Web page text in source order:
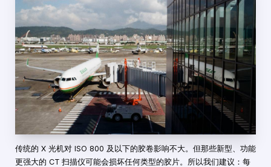
传统的 X 光机对 ISO 800 及以下的胶卷影响不大。但那些新型、功能
更强大的 CT 扫描仪可能会损坏任何类型的胶片。所以我们建议：每